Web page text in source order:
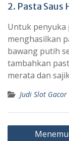
2. Pasta Saus
Untuk penyuka
menghasilkan
bawang putih
tambahkan
merata dan
Judi Slot Gacor
Post